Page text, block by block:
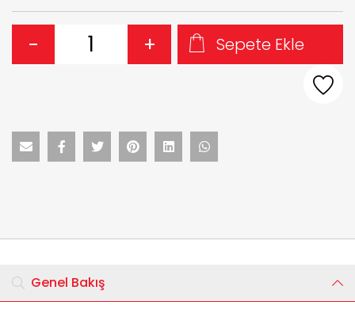
- + Sepete Ekle
Genel Bakış